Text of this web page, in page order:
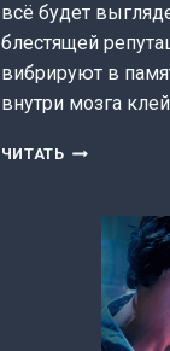
всё будет
блестящей
вибрируют в
внутри мозга
ЧИТАТЬ НЕВИННАЯ
(ЕЛЕНА